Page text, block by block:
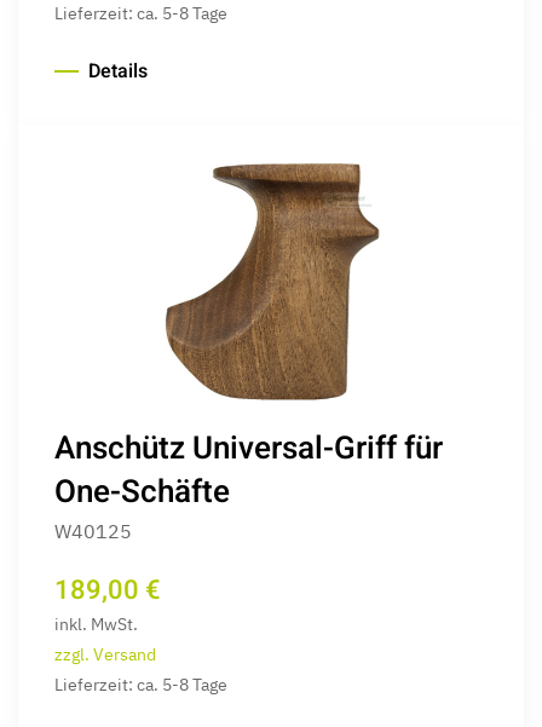
Lieferzeit: ca. 5-8 Tage
Details
Anschütz Universal-Griff für
One-Schäfte
W40125
189,00 €
inkl. MwSt.
zzgl. Versand
Lieferzeit: ca. 5-8 Tage